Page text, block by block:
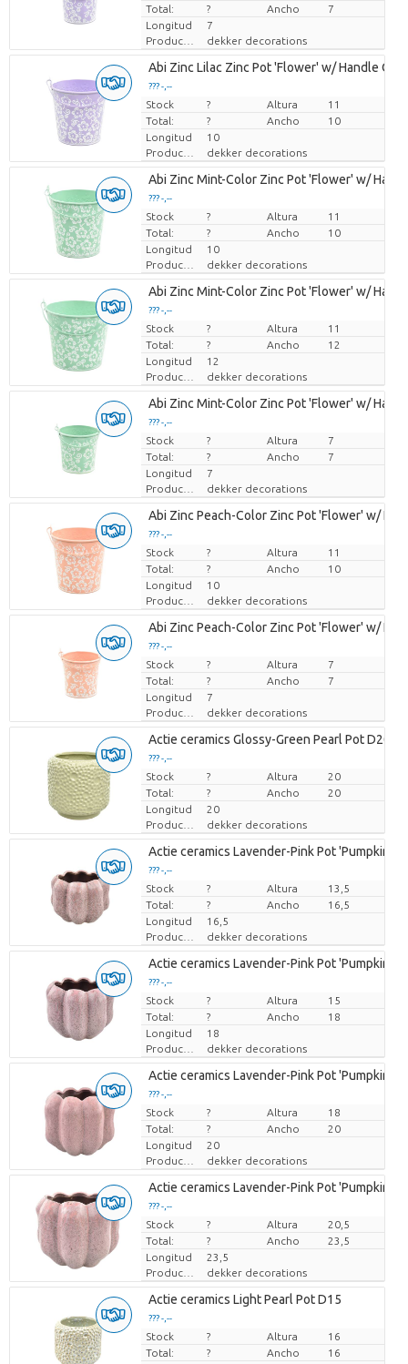
Total:
? Ancho
7
Longitud
7
Productor
dekker decorations
Abi Zinc Lilac Zinc Pot 'Flower' w/ Handle
??? -,--
Precio por pieza
Stock ? Altura
11
Total:
? Ancho
10
Longitud
10
Productor
dekker decorations
Abi Zinc Mint-Color Zinc Pot 'Flower' w/
??? -,--
Precio por pieza
Stock ? Altura
11
Total:
? Ancho
10
Longitud
10
Productor
dekker decorations
Abi Zinc Mint-Color Zinc Pot 'Flower' w/
??? -,--
Precio por pieza
Stock ? Altura
11
Total:
? Ancho
12
Longitud
12
Productor
dekker decorations
Abi Zinc Mint-Color Zinc Pot 'Flower' w/
??? -,--
Precio por pieza
Stock ? Altura
7
Total:
? Ancho
7
Longitud
7
Productor
dekker decorations
Abi Zinc Peach-Color Zinc Pot 'Flower' w/
??? -,--
Precio por pieza
Stock ? Altura
11
Total:
? Ancho
10
Longitud
10
Productor
dekker decorations
Abi Zinc Peach-Color Zinc Pot 'Flower' w/
??? -,--
Precio por pieza
Stock ? Altura
7
Total:
? Ancho
7
Longitud
7
Productor
dekker decorations
Actie ceramics Glossy-Green Pearl Pot D20
??? -,--
Precio por pieza
Stock ? Altura
20
Total:
? Ancho
20
Longitud
20
Productor
dekker decorations
Actie ceramics Lavender-Pink Pot 'Pumpkin'
??? -,--
Precio por pieza
Stock ? Altura
13,5
Total:
? Ancho
16,5
Longitud
16,5
Productor
dekker decorations
Actie ceramics Lavender-Pink Pot 'Pumpkin'
??? -,--
Precio por pieza
Stock ? Altura
15
Total:
? Ancho
18
Longitud
18
Productor
dekker decorations
Actie ceramics Lavender-Pink Pot 'Pumpkin'
??? -,--
Precio por pieza
Stock ? Altura
18
Total:
? Ancho
20
Longitud
20
Productor
dekker decorations
Actie ceramics Lavender-Pink Pot 'Pumpkin'
??? -,--
Precio por pieza
Stock ? Altura
20,5
Total:
? Ancho
23,5
Longitud
23,5
Productor
dekker decorations
Actie ceramics Light Pearl Pot D15
??? -,--
Precio por pieza
Stock ? Altura
16
Total:
? Ancho
16